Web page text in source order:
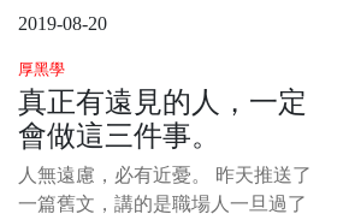
好感受，不過是人類潛能的一小部
永遠保持精力充沛的秘密 不知你是
否有這樣的感受，每天都感覺自己
身心俱疲，不想思考，也不想動，
累點低。 下班後只想
2019-08-20
厚黑學
真正有遠見的人，一定
會做這三件事。
人無遠慮，必有近憂。 昨天推送了
一篇舊文，講的是職場人一旦過了